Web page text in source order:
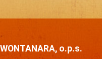
WONTANARA, o.p.s.